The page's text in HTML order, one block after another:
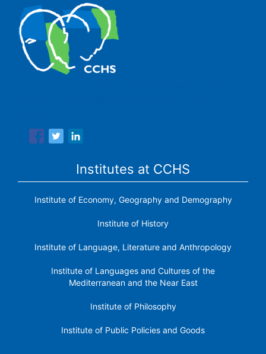
Institutes at CCHS
Institute of Economy, Geography and Demography
Institute of History
Institute of Language, Literature and Anthropology
Institute of Languages ​​and Cultures of the
Mediterranean and the Near East
Institute of Philosophy
Institute of Public Policies and Goods